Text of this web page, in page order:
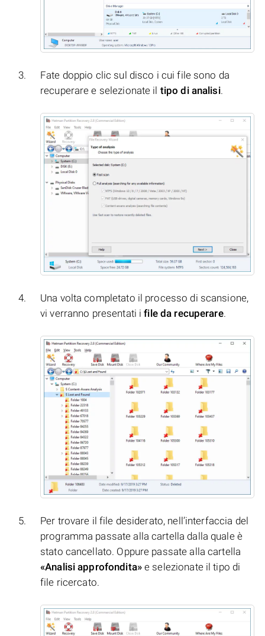
Fate doppio clic sul disco i cui file sono da
recuperare e selezionate il tipo di analisi.
Una volta completato il processo di scansione,
vi verranno presentati ifile da recuperare.
Per trovare il file desiderato, nell’interfaccia del
programma passate alla cartella dalla quale è
stato cancellato. Oppure passate alla cartella
«Analisi approfondita»e selezionate il tipo di
file ricercato.